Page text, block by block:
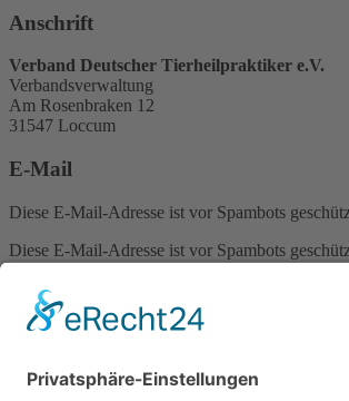
Anschrift
Verband Deutscher Tierheilpraktiker e.V.
Verbandsverwaltung
Am Rosenbraken 12
31547 Loccum
E-Mail
Diese E-Mail-Adresse ist vor Spambots
Diese E-Mail-Adresse ist vor Spambots
Telefon Service-Team
Tel: 0261-1349 5200
Tel: 0172-546 19 20